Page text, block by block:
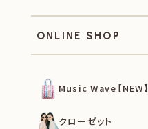
ONLINE SHOP
Music Wave【NEW】
クローゼット